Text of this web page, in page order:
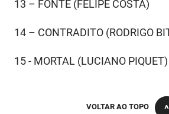
13 – FONTE (FELIPE COSTA)
14 – CONTRADITO (RODRIGO
15 - MORTAL (LUCIANO PIQUET)
VOLTAR AO TOPO